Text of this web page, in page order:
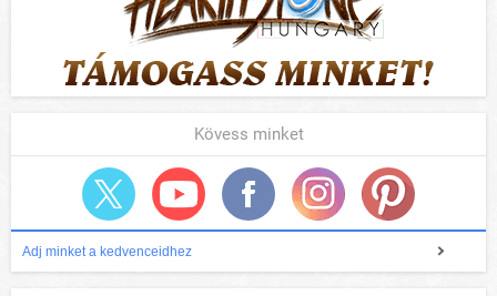
Kövess minket
Adj minket a kedvenceidhez